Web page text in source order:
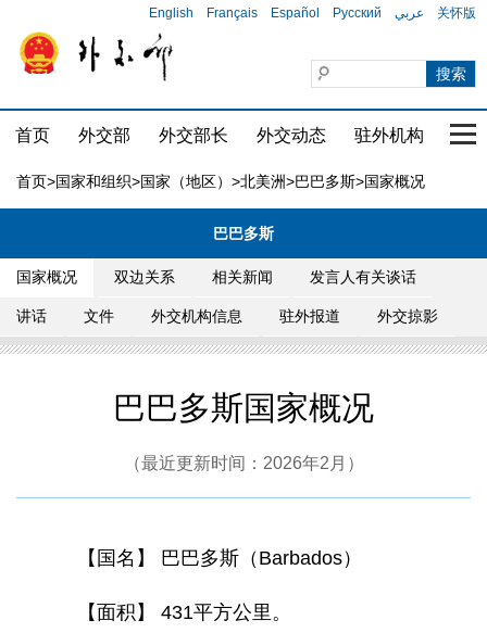
English Français Español Русский عربي 关怀版
首页 外交部 外交部长 外交动态 驻外机构 国
首页>国家和组织>国家（地区） >北美洲>巴巴多斯>国家概况
巴巴多斯
国家概况 双边关系 相关新闻 发言人有关谈话
讲话 文件 外交机构信息 驻外报道 外交掠影
巴巴多斯国家概况
（最近更新时间：2026年2月）
【国名】 巴巴多斯（Barbados）
【面积】 431平方公里。